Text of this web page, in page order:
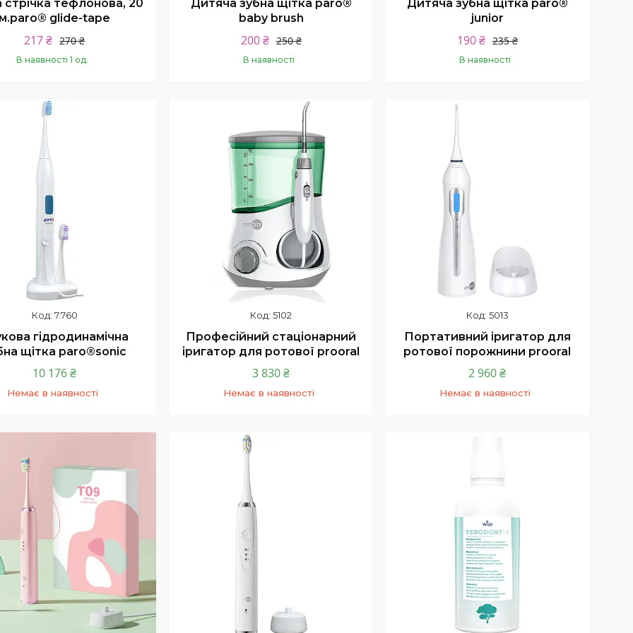
стрічка тефлонова, 20
м.paro® glide-tape
270 ₴
217 ₴
В наявності 1 од.
Купити
Дитяча зубна щітка paro®
baby brush
250 ₴
200 ₴
В наявності
Дитяча зубна щітка paro®
junior
235 ₴
190 ₴
В наявності
7.760
гідродинамічна
щітка paro®sonic
10 176 ₴
Немає в наявності
+380 (67) 819-27-00
5102
Професійний стаціонарний
іригатор для ротової prooral
3 830 ₴
Немає в наявності
+380 (67) 819-27-00
зв'язок з нами (менеджер)
5013
Портативний іригатор для
ротової порожнини prooral
2 960 ₴
Немає в наявності